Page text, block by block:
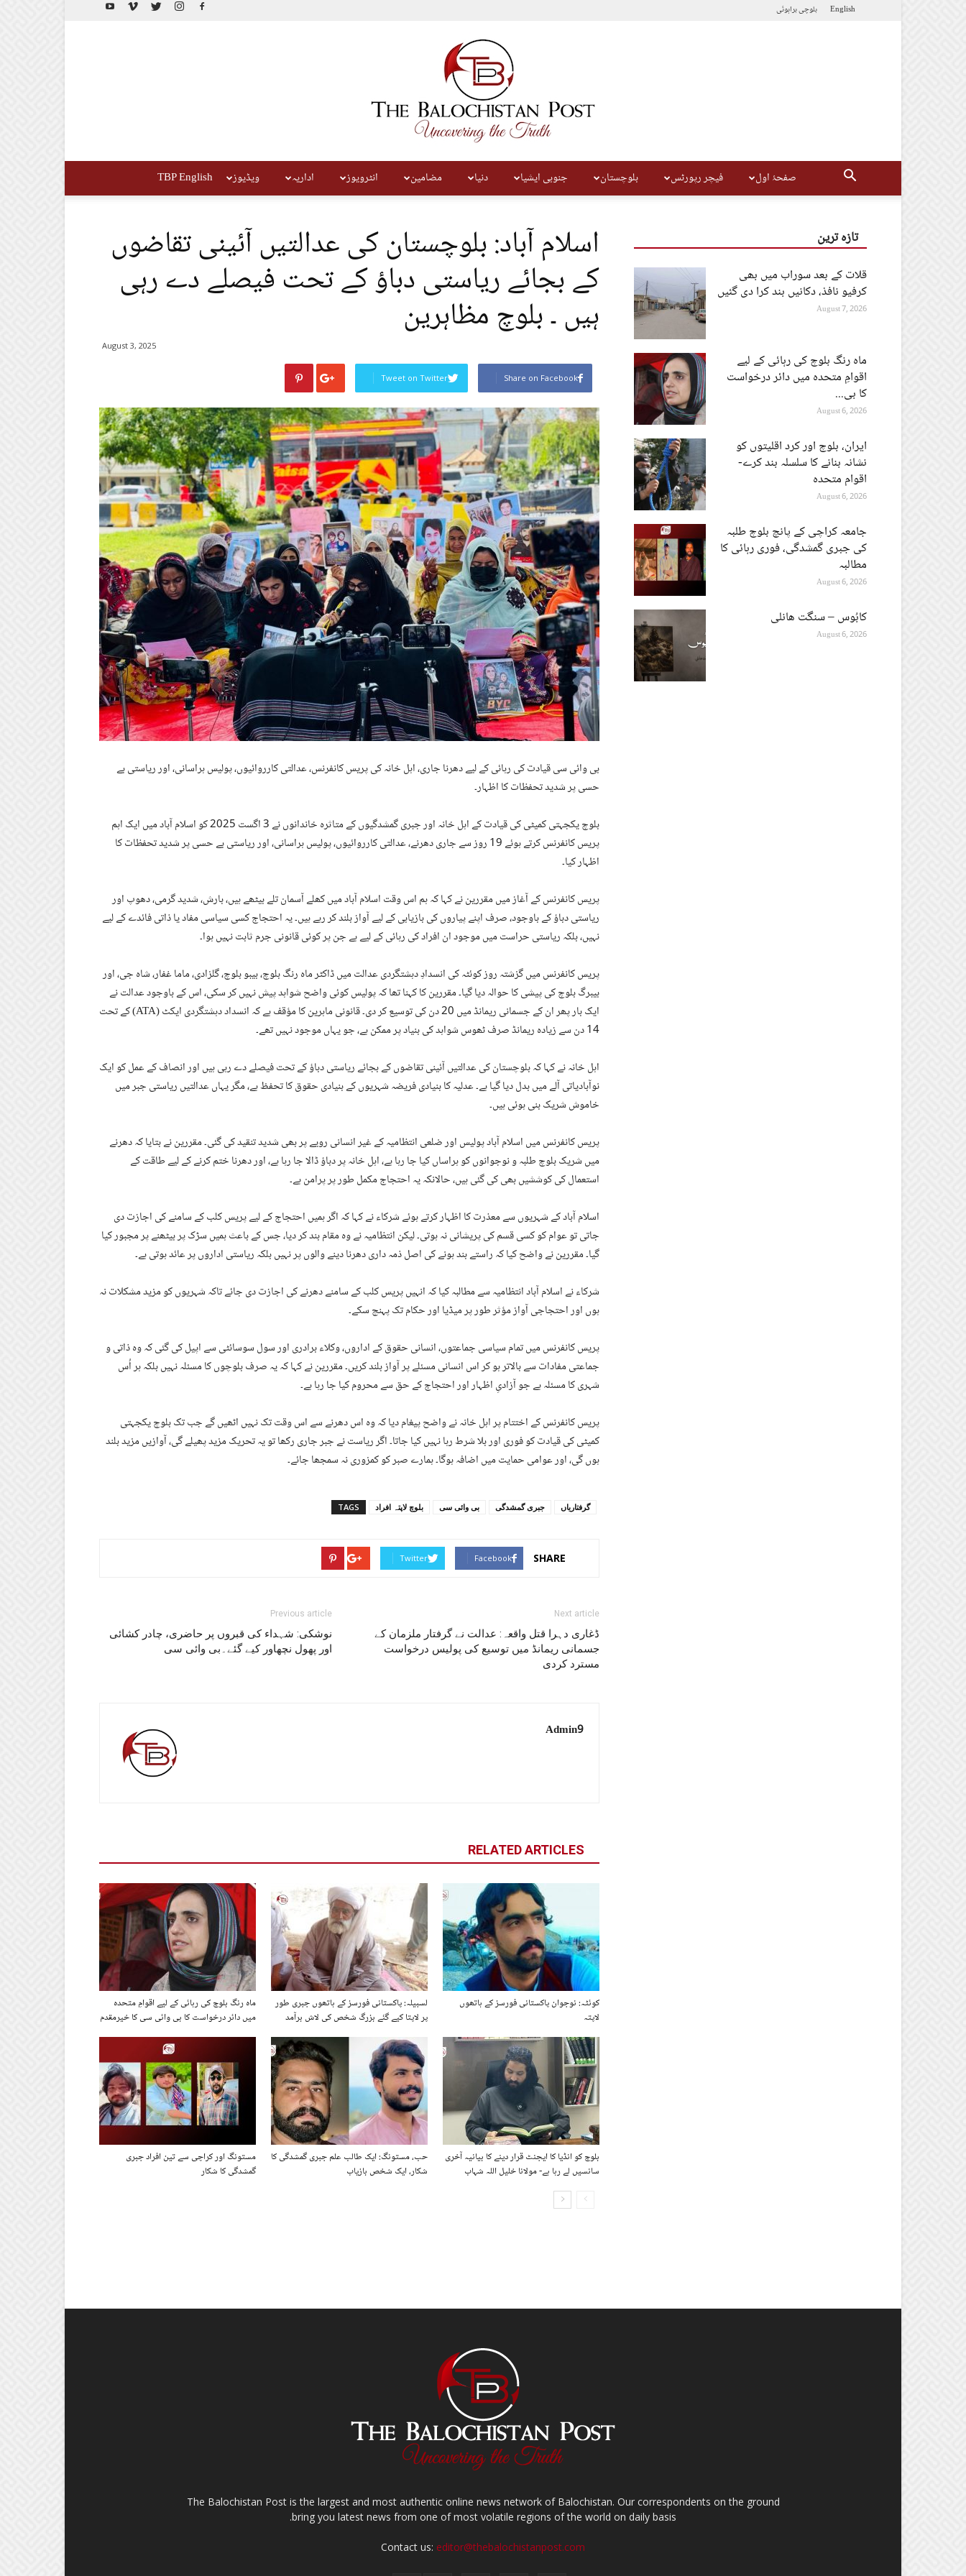
English بلوچیبراہوئی
Post
صفحۂ اول فیچر رپورٹس بلوچستان جنوبی ایشیا دنیا مضامین انٹرویوز اداریہ ویڈیوز TBP English
اسلام آباد: بلوچستان کی عدالتیں آئینی تقاضوں
کے بجائے ریاستی دباؤ کے تحت فیصلے دے رہی
ہیں ۔ بلوچ مظاہرین
August 3, 2025
Share on Facebook
Tweet on Twitter
بی وائی سی قیادت کی رہائی کے لیے دھرنا جاری، اہل خانہ کی پریس کانفرنس، عدالتی کارروائیوں، پولیس ہراسانی، اور ریاستی بے
حسی پر شدید تحفظات کا اظہار۔
بلوچ یکجہتی کمیٹی کی قیادت کے اہل خانہ اور جبری گمشدگیوں کے متاثرہ خاندانوں نے 3 اگست 2025 کو اسلام آباد میں ایک اہم
پریس کانفرنس کرتے ہوئے 19 روز سے جاری دھرنے، عدالتی کارروائیوں، پولیس ہراسانی، اور ریاستی بے حسی پر شدید تحفظات کا
اظہار کیا۔
پریس کانفرنس کے آغاز میں مقررین نے کہا کہ ہم اس وقت اسلام آباد میں کھلے آسمان تلے بیٹھے ہیں، بارش، شدید گرمی، دھوپ اور
ریاستی دباؤ کے باوجود، صرف اپنے پیاروں کی بازیابی کے لیے آواز بلند کر رہے ہیں۔ یہ احتجاج کسی سیاسی مفاد یا ذاتی فائدے کے لیے
نہیں، بلکہ ریاستی حراست میں موجود ان افراد کی رہائی کے لیے ہے جن پر کوئی قانونی جرم ثابت نہیں ہوا۔
پریس کانفرنس میں گزشتہ روز کوئٹہ کی انسدادِ دہشتگردی عدالت میں ڈاکٹر ماہ رنگ بلوچ، بیبو بلوچ، گلزادی، ماما غفار، شاہ جی، اور
بیبرگ بلوچ کی پیشی کا حوالہ دیا گیا۔ مقررین کا کہنا تھا کہ پولیس کوئی واضح شواہد پیش نہیں کر سکی، اس کے باوجود عدالت نے
ایک بار پھر ان کے جسمانی ریمانڈ میں 20 دن کی توسیع کر دی۔ قانونی ماہرین کا مؤقف ہے کہ انسداد دہشتگردی ایکٹ (ATA) کے تحت
14 دن سے زیادہ ریمانڈ صرف ٹھوس شواہد کی بنیاد پر ممکن ہے، جو یہاں موجود نہیں تھے۔
اہل خانہ نے کہا کہ بلوچستان کی عدالتیں آئینی تقاضوں کے بجائے ریاستی دباؤ کے تحت فیصلے دے رہی ہیں اور انصاف کے عمل کو ایک
نوآبادیاتی آلے میں بدل دیا گیا ہے۔ عدلیہ کا بنیادی فریضہ شہریوں کے بنیادی حقوق کا تحفظ ہے، مگر یہاں عدالتیں ریاستی جبر میں
خاموش شریک بنی ہوئی ہیں۔
پریس کانفرنس میں اسلام آباد پولیس اور ضلعی انتظامیہ کے غیر انسانی رویے پر بھی شدید تنقید کی گئی۔ مقررین نے بتایا کہ دھرنے
میں شریک بلوچ طلبہ و نوجوانوں کو ہراساں کیا جا رہا ہے، اہل خانہ پر دباؤ ڈالا جا رہا ہے، اور دھرنا ختم کرنے کے لیے طاقت کے
استعمال کی کوششیں بھی کی گئی ہیں، حالانکہ یہ احتجاج مکمل طور پر پرامن ہے۔
اسلام آباد کے شہریوں سے معذرت کا اظہار کرتے ہوئے شرکاء نے کہا کہ اگر ہمیں احتجاج کے لیے پریس کلب کے سامنے کی اجازت دی
جاتی تو عوام کو کسی قسم کی پریشانی نہ ہوتی۔ لیکن انتظامیہ نے وہ مقام بند کر دیا، جس کے باعث ہمیں سڑک پر بیٹھنے پر مجبور کیا
گیا۔ مقررین نے واضح کیا کہ راستے بند ہونے کی اصل ذمہ داری دھرنا دینے والوں پر نہیں بلکہ ریاستی اداروں پر عائد ہوتی ہے۔
شرکاء نے اسلام آباد انتظامیہ سے مطالبہ کیا کہ انہیں پریس کلب کے سامنے دھرنے کی اجازت دی جائے تاکہ شہریوں کو مزید مشکلات نہ
ہوں اور احتجاجی آواز مؤثر طور پر میڈیا اور حکام تک پہنچ سکے۔
پریس کانفرنس میں تمام سیاسی جماعتوں، انسانی حقوق کے اداروں، وکلاء برادری اور سول سوسائٹی سے اپیل کی گئی کہ وہ ذاتی و
جماعتی مفادات سے بالاتر ہو کر اس انسانی مسئلے پر آواز بلند کریں۔ مقررین نے کہا کہ یہ صرف بلوچوں کا مسئلہ نہیں بلکہ ہر اُس
شہری کا مسئلہ ہے جو آزادیِ اظہار اور احتجاج کے حق سے محروم کیا جا رہا ہے۔
پریس کانفرنس کے اختتام پر اہل خانہ نے واضح پیغام دیا کہ وہ اس دھرنے سے اس وقت تک نہیں اٹھیں گے جب تک بلوچ یکجہتی
کمیٹی کی قیادت کو فوری اور بلا شرط رہا نہیں کیا جاتا۔ اگر ریاست نے جبر جاری رکھا تو یہ تحریک مزید پھیلے گی، آوازیں مزید بلند
ہوں گی، اور عوامی حمایت میں اضافہ ہوگا۔ ہمارے صبر کو کمزوری نہ سمجھا جائے۔
TAGS بلوچ لاپتہ افراد بی وائی سی جبری گمشدگی گرفتاریاں
SHARE
Facebook
Twitter
Previous article
نوشکی: شہداء کی قبروں پر حاضری، چادر کشائی
اور پھول نچھاور کیے گئے۔بی وائی سی
Next article
ڈغاری دہرا قتل واقعہ: عدالت نے گرفتار ملزمان کے
جسمانی ریمانڈ میں توسیع کی پولیس درخواست
مسترد کردی
Admin9
RELATED ARTICLES
ماہ رنگ بلوچ کی رہائی کے لیے اقوامِ متحدہ
میں دائر درخواست کا بی وائی سی کا خیرمقدم
لسبیلہ: پاکستانی فورسز کے ہاتھوں جبری طور
پر لاپتا کیے گئے بزرگ شخص کی لاش برآمد
کوئٹہ: نوجوان پاکستانی فورسز کے ہاتھوں
لاپتہ
مستونگ اور کراچی سے تین افراد جبری
گمشدگی کا شکار
حب، مستونگ: ایک طالب علم جبری گمشدگی کا
شکار، ایک شخص بازیاب
بلوچ کو انڈیا کا ایجنٹ قرار دینے کا بیانیہ آخری
سانسیں لے رہا ہے- مولانا خلیل اللہ شہاب
تازہ ترین
قلات کے بعد سوراب میں بھی
کرفیو نافذ، دکانیں بند کرا دی گئیں
August 7, 2026
ماہ رنگ بلوچ کی رہائی کے لیے
اقوامِ متحدہ میں دائر درخواست
کا بی...
August 6, 2026
ایران، بلوچ اور کرد اقلیتوں کو
نشانہ بنانے کا سلسلہ بند کرے-
اقوام متحدہ
August 6, 2026
جامعہ کراچی کے پانچ بلوچ طلبہ
کی جبری گمشدگی، فوری رہائی کا
مطالبہ
August 6, 2026
کابُوس – سنگت ھانلی
August 6, 2026
The Balochistan Post is the largest and most authentic online news network of Balochistan. Our correspondents on the ground
bring you latest news from one of most volatile regions of the world on daily basis.
Contact us: editor@thebalochistanpost.com